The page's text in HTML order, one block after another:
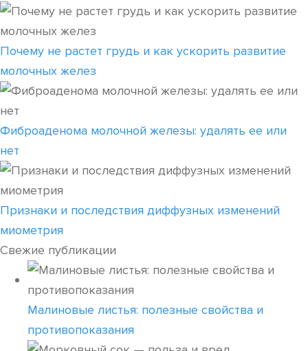
Почему не растет грудь и как ускорить развитие
молочных желез
Фиброаденома молочной железы: удалять ее или
нет
Признаки и последствия диффузных изменений
миометрия
Свежие публикации
Малиновые листья: полезные свойства и
противопоказания